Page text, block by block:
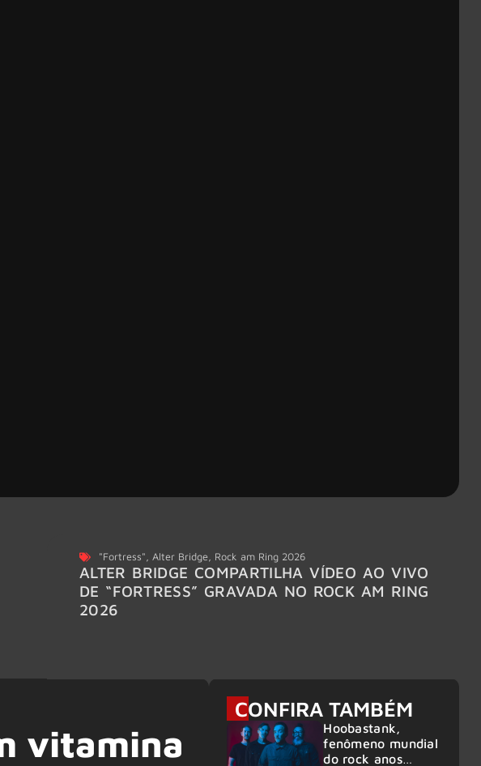
"Fortress",Alter Bridge, Rock am Ring 2026
ALTER BRIDGE COMPARTILHA VÍDEO AO VIVO
DE “FORTRESS” GRAVADA NO ROCK AM RING
2026
vitamina
CONFIRA TAMBÉM
Hoobastank,
fenômeno mundial
do rock anos